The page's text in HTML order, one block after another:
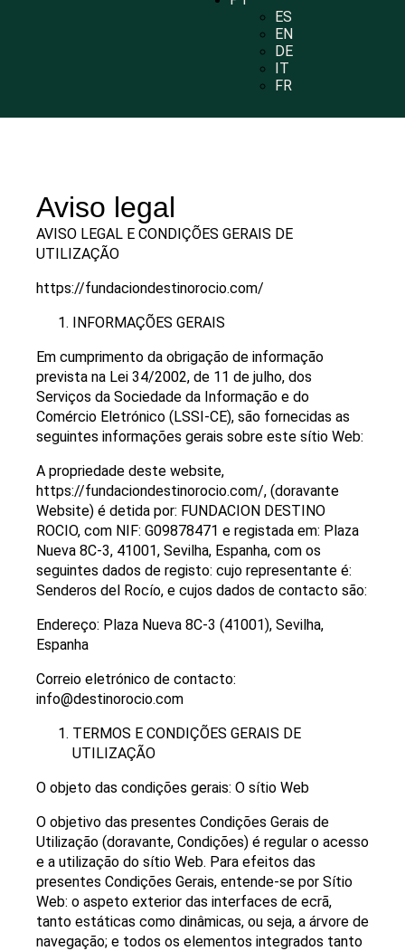
ES
EN
DE
IT
FR
Aviso legal
AVISO LEGAL E CONDIÇÕES GERAIS DE
UTILIZAÇÃO
https://fundaciondestinorocio.com/
INFORMAÇÕES GERAIS
Em cumprimento da obrigação de informação
prevista na Lei 34/2002, de 11 de julho, dos
Serviços da Sociedade da Informação e do
Comércio Eletrónico (LSSI-CE), são fornecidas as
seguintes informações gerais sobre este sítio Web:
A propriedade deste website,
https://fundaciondestinorocio.com/, (doravante
Website) é detida por: FUNDACION DESTINO
ROCIO, com NIF: G09878471 e registada em: Plaza
Nueva 8C-3, 41001, Sevilha, Espanha, com os
seguintes dados de registo: cujo representante é:
Senderos del Rocío, e cujos dados de contacto são:
Endereço: Plaza Nueva 8C-3 (41001), Sevilha,
Espanha
Correio eletrónico de contacto:
info@destinorocio.com
TERMOS E CONDIÇÕES GERAIS DE
UTILIZAÇÃO
O objeto das condições gerais: O sítio Web
O objetivo das presentes Condições Gerais de
Utilização (doravante, Condições) é regular o acesso
e a utilização do sítio Web. Para efeitos das
presentes Condições Gerais, entende-se por Sítio
Web: o aspeto exterior das interfaces de ecrã,
tanto estáticas como dinâmicas, ou seja, a árvore de
navegação; e todos os elementos integrados tanto